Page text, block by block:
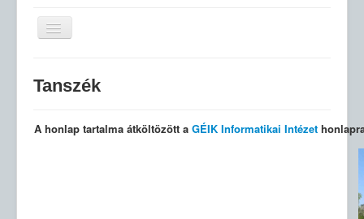
Navigáció
váltása
Munkatársak
Tanszék
A honlap tartalma átköltözött a GÉIK Informatikai Intézet